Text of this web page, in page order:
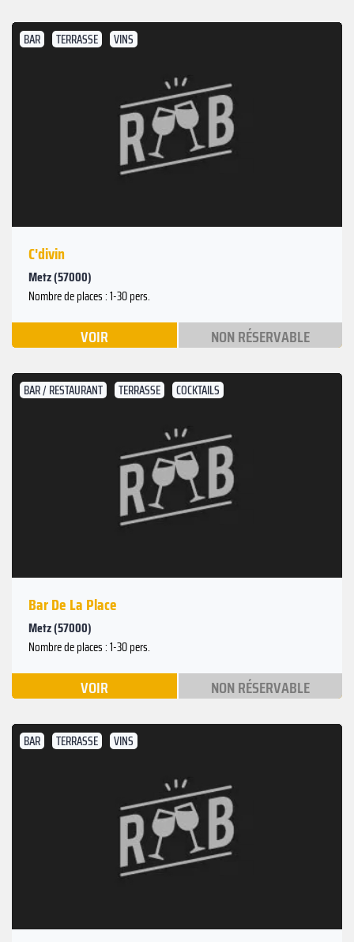
BAR TERRASSE VINS
C'divin
Metz (57000)
Nombre de places : 1-30 pers.
VOIR NON RÉSERVABLE
BAR / RESTAURANT TERRASSE COCKTAILS
Bar De La Place
Metz (57000)
Nombre de places : 1-30 pers.
VOIR NON RÉSERVABLE
BAR TERRASSE VINS